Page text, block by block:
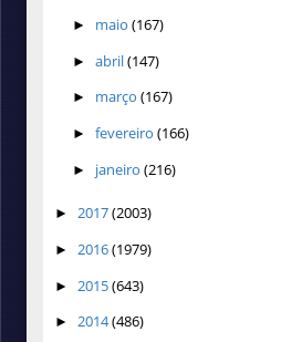
► maio (167)
► abril(147)
► março (167)
► fevereiro (166)
► janeiro (216)
► 2017(2003)
► 2016(1979)
► 2015(643)
► 2014(486)